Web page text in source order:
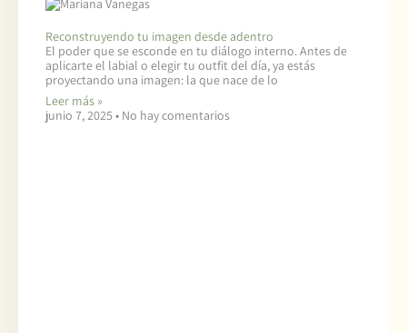
Reconstruyendo tu imagen desde adentro
El poder que se esconde en tu diálogo interno. Antes de
aplicarte el labial o elegir tu outfit del día, ya estás
proyectando una imagen: la que nace de lo
Leer más »
junio 7, 2025
No hay comentarios